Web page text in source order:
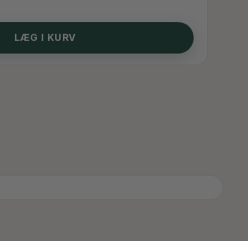
LÆG I KURV